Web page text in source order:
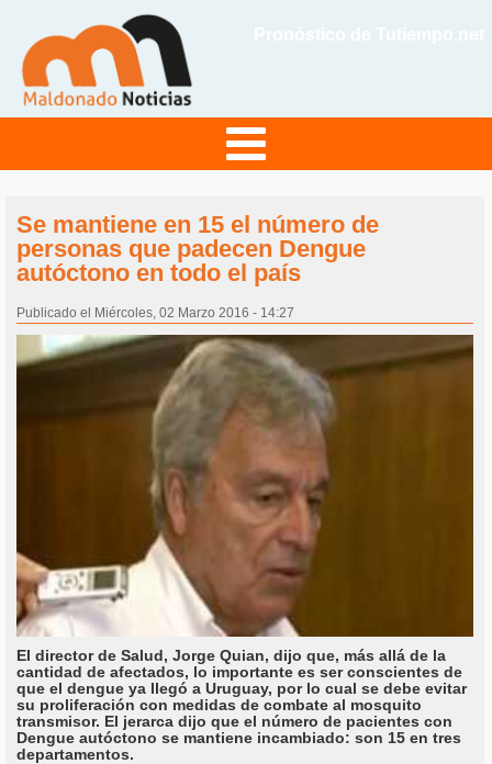
Se mantiene en 15 el número de
personas que padecen Dengue
autóctono en todo el país
Publicado el Miércoles, 02 Marzo 2016 - 14:27
El director de Salud, Jorge Quian, dijo que, más allá de la
cantidad de afectados, lo importante es ser conscientes de
que el dengue ya llegó a Uruguay, por lo cual se debe evitar
su proliferación con medidas de combate al mosquito
transmisor. El jerarca dijo que el número de pacientes con
Dengue autóctono se mantiene incambiado: son 15 en tres
departamentos.